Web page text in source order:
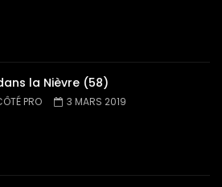
la Nièvre (58)
PRO 3 MARS 2019